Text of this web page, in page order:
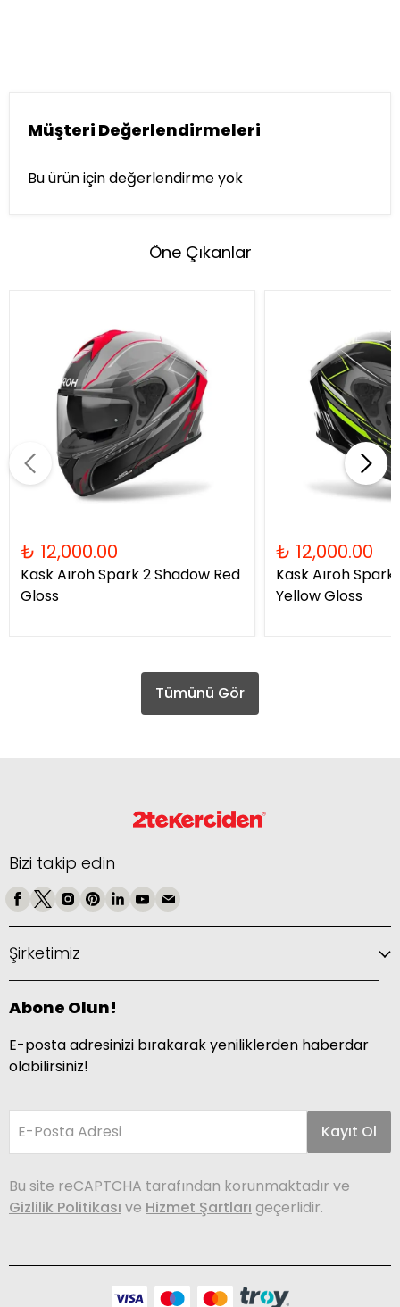
Müşteri Değerlendirmeleri
Bu ürün için değerlendirme yok
Öne Çıkanlar
₺ 12,000.00
Kask Aıroh Spark 2 Shadow Red
Gloss
₺ 12,000.00
Kask Aıroh
Yellow Gloss
Tümünü Gör
Bizi takip edin
Şirketimiz
Abone Olun!
E-posta adresinizi bırakarak yeniliklerden haberdar
olabilirsiniz!
E-Posta Adresi Kayıt Ol
Bu site reCAPTCHA tarafından korunmaktadır ve
Gizlilik Politikası ve Hizmet Şartları geçerlidir.